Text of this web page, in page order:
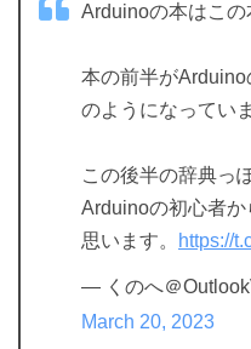
Arduinoの本はこの
本の前半が
のようになってい
この後半の辞典っ
Arduinoの初心者
思います。
https://
— くのへ＠
March 20, 2023